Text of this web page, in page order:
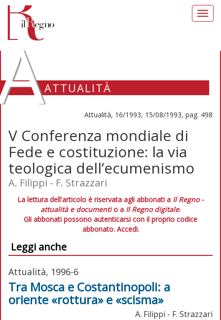
ATTUALITÀ
Attualità, 16/1993, 15/08/1993, pag. 498
V Conferenza mondiale di
Fede e costituzione: la via
teologica dell’ecumenismo
A. Filippi - F. Strazzari
La lettura dell'articolo è riservata agli abbonati a Il Regno -
attualità e documentio a Il Regno digitale.
Gli abbonati possono autenticarsi con il proprio codice
abbonato. Accedi.
Leggi anche
Attualità, 1996-6
Tra Mosca e Costantinopoli: a
oriente «rottura» e «scisma»
A. Filippi - F. Strazzari